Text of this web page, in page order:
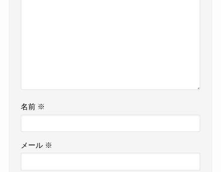
名前 ※
メール ※